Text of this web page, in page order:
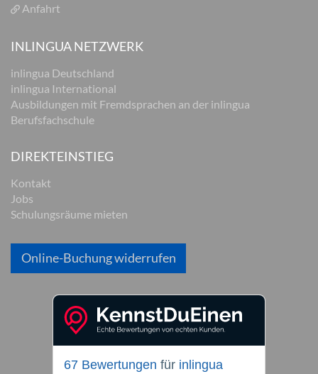
Anfahrt
INLINGUA NETZWERK
inlingua Deutschland
inlingua International
Ausbildungen mit Fremdsprachen an der inlingua
Berufsfachschule
DIREKTEINSTIEG
Kontakt
Jobs
Schulungsräume mieten
Online-Buchung widerrufen
67 Bewertungen für inlingua